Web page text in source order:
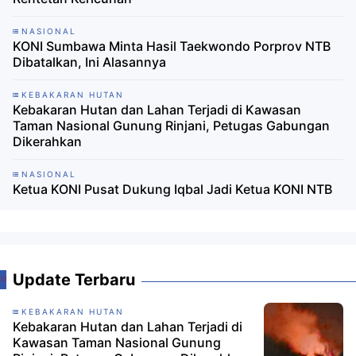
NASIONAL
KONI Sumbawa Minta Hasil Taekwondo Porprov NTB
Dibatalkan, Ini Alasannya
KEBAKARAN HUTAN
Kebakaran Hutan dan Lahan Terjadi di Kawasan
Taman Nasional Gunung Rinjani, Petugas Gabungan
Dikerahkan
NASIONAL
Ketua KONI Pusat Dukung Iqbal Jadi Ketua KONI NTB
Update Terbaru
KEBAKARAN HUTAN
Kebakaran Hutan dan Lahan Terjadi di
Kawasan Taman Nasional Gunung